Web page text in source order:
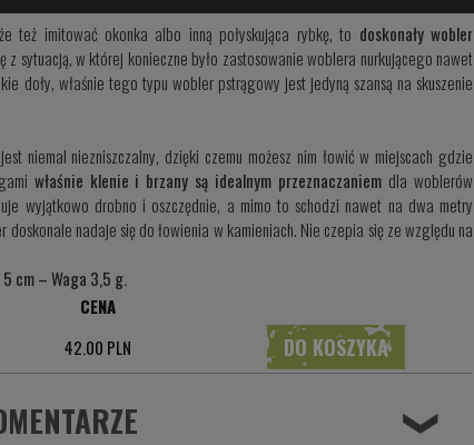
też imitować okonka albo inną połyskująca rybkę, to doskonały wobler
z sytuacją, w której konieczne było zastosowanie woblera nurkującego nawet
doły, właśnie tego typu wobler pstrągowy jest jedyną szansą na skuszenie
niemal niezniszczalny, dzięki czemu możesz nim łowić w miejscach gdzie
właśnie klenie i brzany są idealnym przeznaczaniem dla woblerów
wyjątkowo drobno i oszczędnie, a mimo to schodzi nawet na dwa metry
nadaje się do łowienia w kamieniach. Nie czepia się ze względu na
5 cm – Waga 3,5 g.
CENA
42.00 PLN
❮